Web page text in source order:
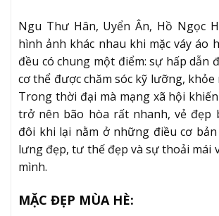
Ngu Thư Hân, Uyển Ân, Hồ Ngọc
hình ảnh khác nhau khi mặc váy áo
đều có chung một điểm: sự hấp dẫn
cơ thể được chăm sóc kỹ lưỡng,
Trong thời đại mà mạng xã hội
trở nên bão hòa rất nhanh, vẻ đẹp
đôi khi lại nằm ở những điều cơ
lưng đẹp, tư thế đẹp và sự thoải mái
mình.
MẶC ĐẸP MÙA HÈ: